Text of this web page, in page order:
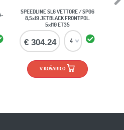
SPEEDLINE SL6 VETTORE / SP06
8,5x19 JETBLACK FRONTPOL.
5x110 ET35
€ 304.24
V KOŠARICO
Next